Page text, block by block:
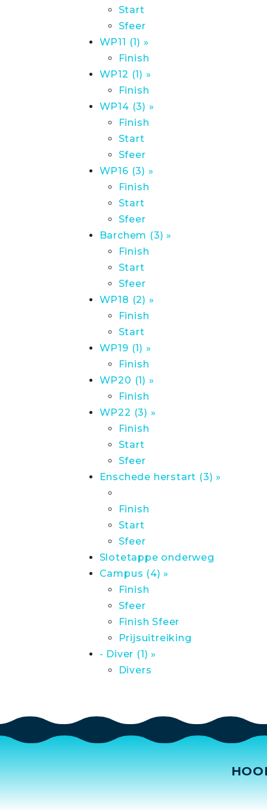
Start
Sfeer
WP11 (1) »
Finish
WP12 (1) »
Finish
WP14 (3) »
Finish
Start
Sfeer
WP16 (3) »
Finish
Start
Sfeer
Barchem (3) »
Finish
Start
Sfeer
WP18 (2) »
Finish
Start
WP19 (1) »
Finish
WP20 (1) »
Finish
WP22 (3) »
Finish
Start
Sfeer
Enschede herstart (3) »
Finish
Start
Sfeer
Slotetappe onderweg
Campus (4) »
Finish
Sfeer
Finish Sfeer
Prijsuitreiking
- Diver (1) »
Divers